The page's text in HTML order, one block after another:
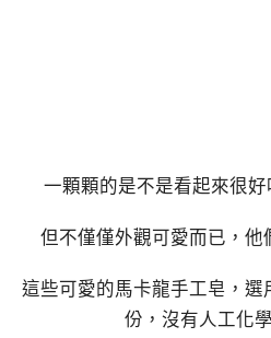
一顆顆的是不是看起來很
但不僅僅外觀可愛而已，他
這些可愛的馬卡龍手工皂，選
份，沒有人工化